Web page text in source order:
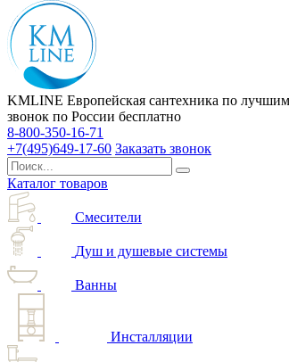
KMLINE Европейская сантехника по
звонок по России бесплатно
8-800-350-16-71
+7(495)649-17-60 Заказать звонок
Каталог товаров
Смесители
Душ и душевые системы
Ванны
Инсталляции